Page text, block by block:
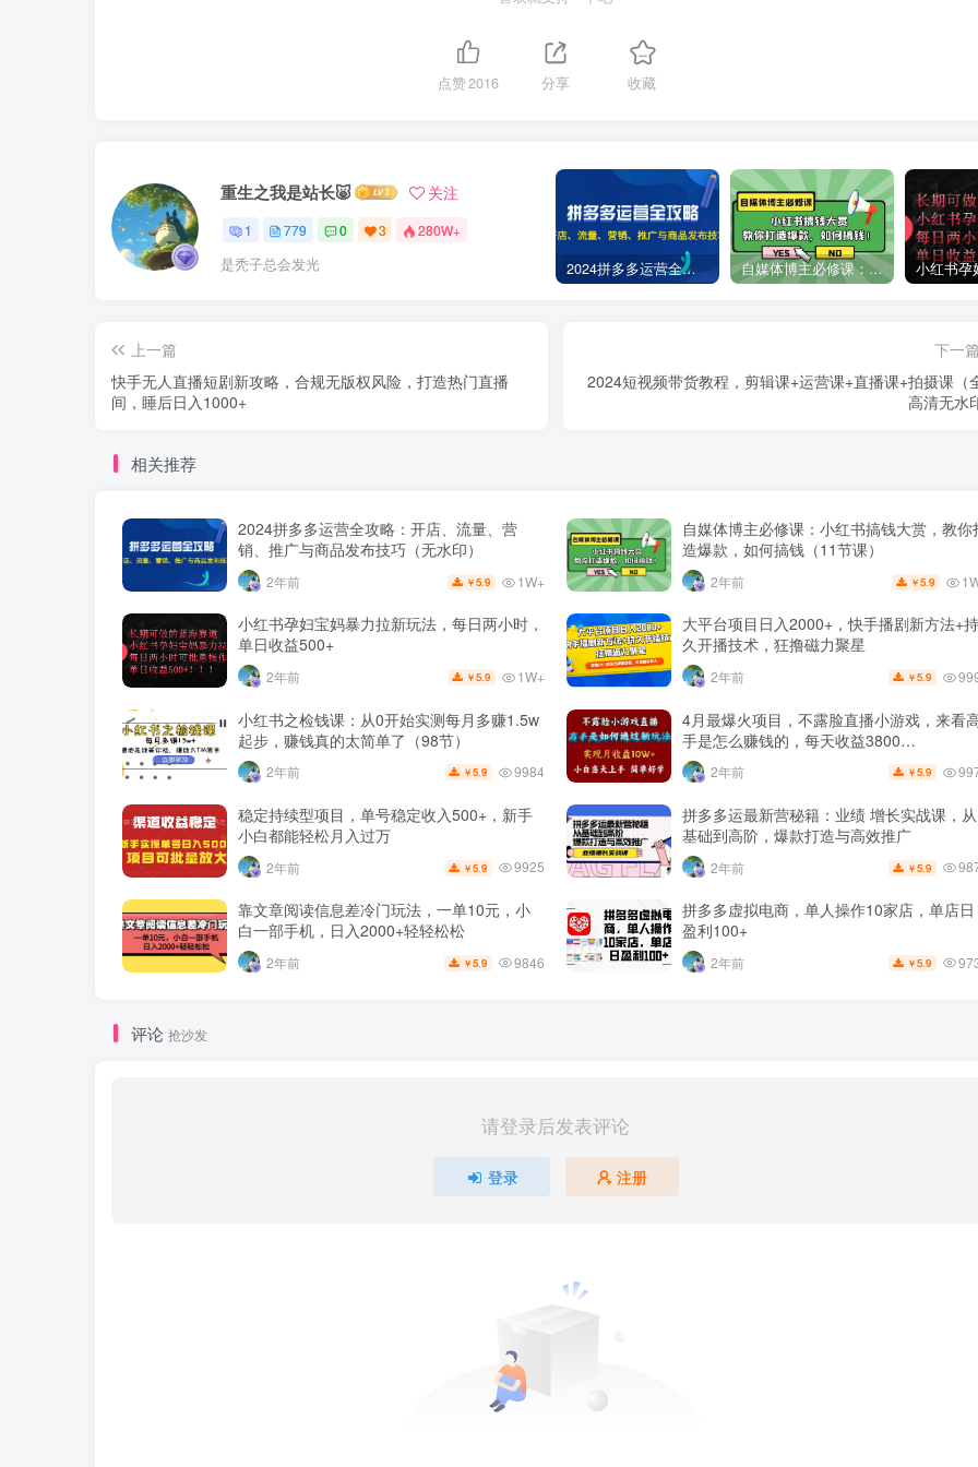
点赞2016 分享 收藏
重生之我是站长🐷 关注
1 779 0 3 280W+
是秃子总会发光 2024拼多多运营全攻略：开店、流量、营销、推广与商品发布技巧（无水印） 自媒体博主必修课：小红书搞钱大赏，教你打造爆款，如何搞钱（11节课）
上一篇
快手无人直播短剧新攻略，合规无版权风险，打造热门直播
间，睡后日入1000+
下一篇
2024短视频带货教程，剪辑课+运营课+直播课+拍摄课（
高清无水
相关推荐
2024拼多多运营全攻略：开店、流量、营
销、推广与商品发布技巧（无水印）
2年前 ￥5.9 1W+
自媒体博主必修课：小红书搞钱大赏，教你
造爆款，如何搞钱（11节课）
2年前 ￥5.9
小红书孕妇宝妈暴力拉新玩法，每日两小时，
单日收益500+
2年前 ￥5.9 1W+
大平台项目日入2000+，快手播剧新方法+持
久开播技术，狂撸磁力聚星
2年前 ￥5.9
小红书之检钱课：从0开始实测每月多赚1.5w
起步，赚钱真的太简单了（98节）
2年前 ￥5.9 9984
4月最爆火项目，不露脸直播小游戏，来看
手是怎么赚钱的，每天收益3800…
2年前 ￥5.9
稳定持续型项目，单号稳定收入500+，新手
小白都能轻松月入过万
2年前 ￥5.9 9925
拼多多运最新营秘籍：业绩 增长实战课，从
基础到高阶，爆款打造与高效推广
2年前 ￥5.9
靠文章阅读信息差冷门玩法，一单10元，小
白一部手机，日入2000+轻轻松松
2年前 ￥5.9 9846
拼多多虚拟电商，单人操作10家店，单店日
盈利100+
2年前 ￥5.9
评论 抢沙发
请登录后发表评论
登录 注册